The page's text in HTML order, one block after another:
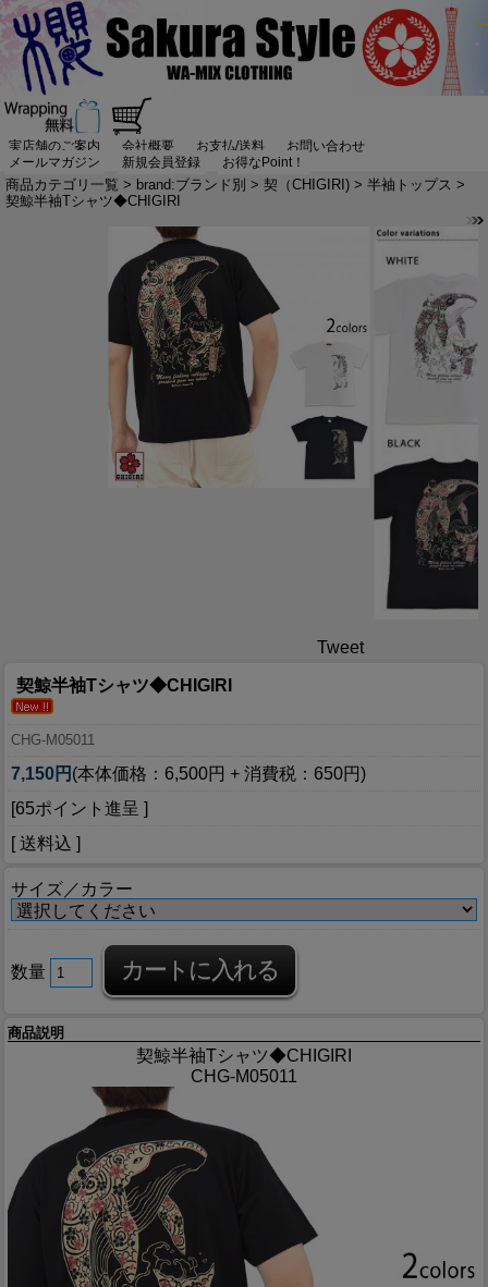
実店舗のご案内 会社概要 お支払/送料
お問い合わせ
メールマガジン
新規会員登録 お得なPoint！
商品カテゴリ一覧 > brand:ブランド別 > 契（CHIGIRI) > 半袖トップス >
契鯨半袖Tシャツ◆CHIGIRI
Tweet
契鯨半袖Tシャツ◆CHIGIRI
CHG-M05011
7,150円 (本体価格：6,500円 + 消費税：650円)
[65ポイント進呈 ]
[ 送料込 ]
サイズ／カラー
数量
商品説明
契鯨半袖Tシャツ◆CHIGIRI
CHG-M05011